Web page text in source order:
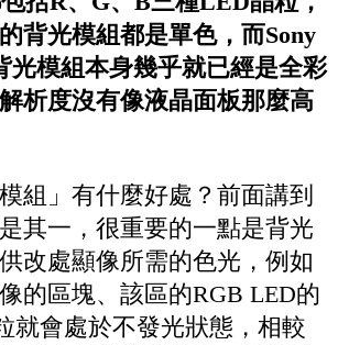
背光模組都是單色，而Sony
光模組本身幾乎就已經是全彩
析度沒有像液晶面板那麼高
組」有什麼好處？前面講到
其一，很重要的一點是背光
改處顯像所需的色光，例如
的區塊、該區的RGB LED的
就會處於不發光狀態，相較